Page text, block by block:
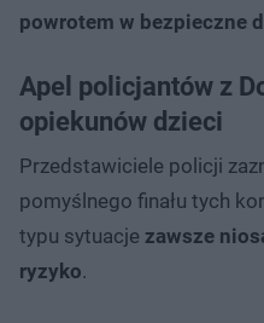
powrotem w bezpieczne
Apel policjantów z
opiekunów dzieci
Przedstawiciele policji
pomyślnego finału tych
typu sytuacje zawsze
ryzyko.